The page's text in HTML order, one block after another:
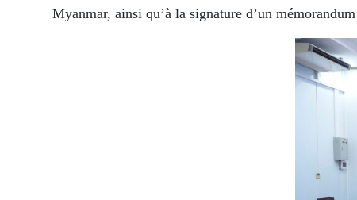
Myanmar, ainsi qu’à la signature d’un